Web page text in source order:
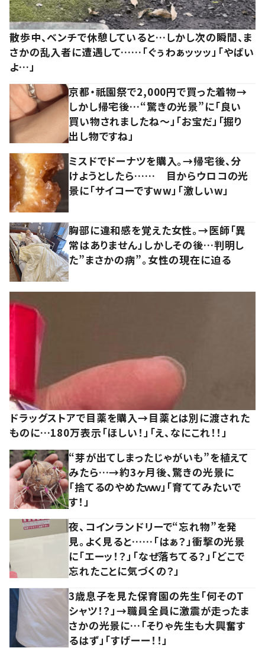
散歩中、ベンチで休憩していると…しかし次の瞬間、ま
さかの乱入者に遭遇して……「ぐぅわぁッッッ」「やばい
よ…」
京都・祇園祭で2,000円で買った着物→
しかし帰宅後…“驚きの光景”に「良い
買い物されましたね～」「お宝だ」「掘り
出し物ですね」
ミスドでドーナツを購入。→帰宅後、分
けようとしたら…… 目からウロコの光
景に「サイコーですww」「激しいw」
胸部に違和感を覚えた女性。→医師「異
常はありません」しかしその後…判明し
た”まさかの病”。女性の現在に迫る
ドラッグストアで目薬を購入→目薬とは別に渡された
ものに…180万表示「ほしい！」「え、なにこれ！！」
“芽が出てしまったじゃがいも”を植えて
みたら…→約3ヶ月後、驚きの光景に
「捨てるのやめたｗｗ」「育ててみたいで
す！」
夜、コインランドリーで“忘れ物”を発
見。よく見ると……「はぁ？」衝撃の光景
に「エーッ！？」「なぜ落ちてる？」「どこで
忘れたことに気づくの？」
3歳息子を見た保育園の先生「何そのT
シャツ！？」→職員全員に激震が走ったま
さかの光景に…「そりゃ先生も大興奮す
るはず」「すげーー！！」